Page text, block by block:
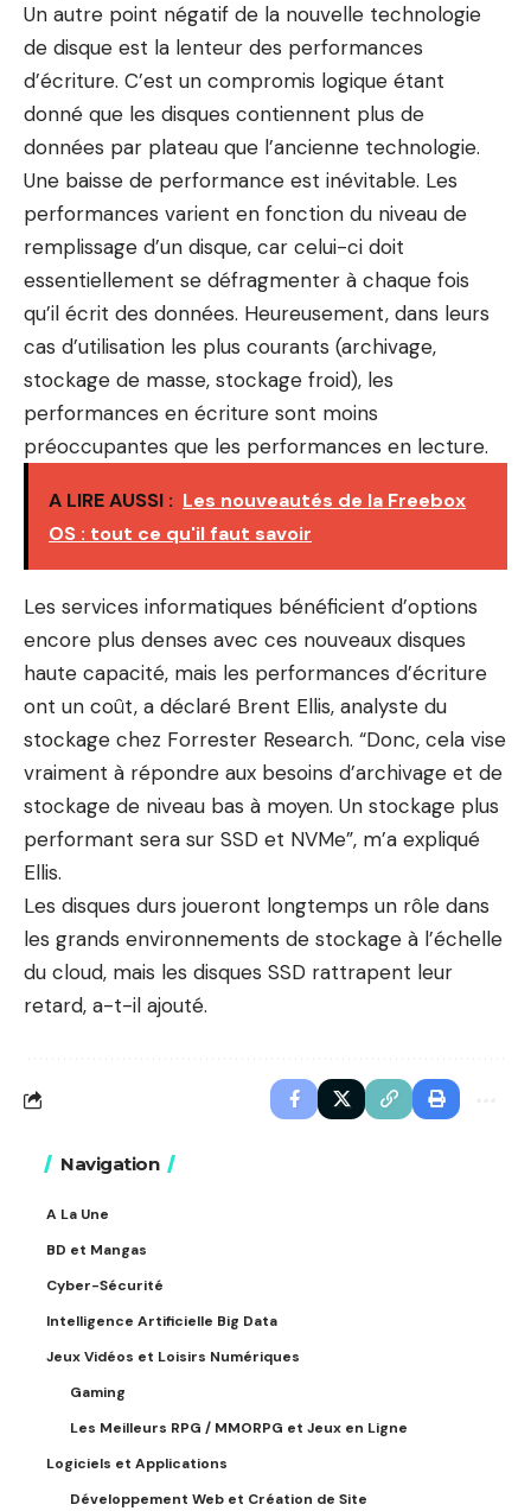
Un autre point négatif de la nouvelle technologie
de disque est la lenteur des performances
d’écriture. C’est un compromis logique étant
donné que les disques contiennent plus de
données par plateau que l’ancienne technologie.
Une baisse de performance est inévitable. Les
performances varient en fonction du niveau de
remplissage d’un disque, car celui-ci doit
essentiellement se défragmenter à chaque fois
qu’il écrit des données. Heureusement, dans leurs
cas d’utilisation les plus courants (archivage,
stockage de masse, stockage froid), les
performances en écriture sont moins
préoccupantes que les performances en lecture.
A LIRE AUSSI : Les nouveautés de la Freebox
OS : tout ce qu'il faut savoir
Les services informatiques bénéficient d’options
encore plus denses avec ces nouveaux disques
haute capacité, mais les performances d’écriture
ont un coût, a déclaré Brent Ellis, analyste du
stockage chez Forrester Research. “Donc, cela vise
vraiment à répondre aux besoins d’archivage et de
stockage de niveau bas à moyen. Un stockage plus
performant sera sur SSD et NVMe”, m’a expliqué
Ellis.
Les disques durs joueront longtemps un rôle dans
les grands environnements de stockage à l’échelle
du cloud, mais les disques SSD rattrapent leur
retard, a-t-il ajouté.
Navigation
A La Une
BD et Mangas
Cyber-Sécurité
Intelligence Artificielle Big Data
Jeux Vidéos et Loisirs Numériques
Gaming
Les Meilleurs RPG / MMORPG et Jeux en Ligne
Logiciels et Applications
Développement Web et Création de Site